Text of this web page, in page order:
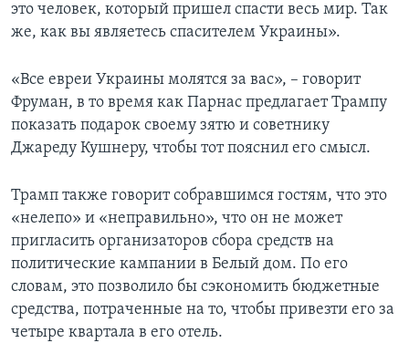
это человек, который пришел спасти весь мир. Так
же, как вы являетесь спасителем Украины».
«Все евреи Украины молятся за вас», – говорит
Фруман, в то время как Парнас предлагает Трампу
показать подарок своему зятю и советнику
Джареду Кушнеру, чтобы тот пояснил его смысл.
Трамп также говорит собравшимся гостям, что это
«нелепо» и «неправильно», что он не может
пригласить организаторов сбора средств на
политические кампании в Белый дом. По его
словам, это позволило бы сэкономить бюджетные
средства, потраченные на то, чтобы привезти его за
четыре квартала в его отель.